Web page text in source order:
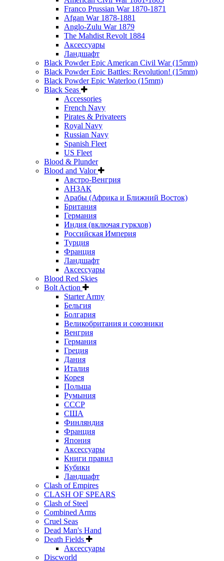
Franco Prussian War 1870-1871
Afgan War 1878-1881
Anglo-Zulu War 1879
The Mahdist Revolt 1884
Аксессуары
Ландшафт
Black Powder Epic American Civil War (15mm)
Black Powder Epic Battles: Revolution! (15mm)
Black Powder Epic Waterloo (15mm)
Black Seas
Accessories
French Navy
Pirates & Privateers
Royal Navy
Russian Navy
Spanish Fleet
US Fleet
Blood & Plunder
Blood and Valor
Австро-Венгрия
АНЗАК
Арабы (Африка и Ближний Восток)
Британия
Германия
Индия (включая гуркхов)
Российская Империя
Турция
Франция
Ландшафт
Аксессуары
Blood Red Skies
Bolt Action
Starter Army
Бельгия
Болгария
Великобритания и союзники
Венгрия
Германия
Греция
Дания
Италия
Корея
Польша
Румыния
СССР
США
Финляндия
Франция
Япония
Аксессуары
Книги правил
Кубики
Ландшафт
Clash of Empires
CLASH OF SPEARS
Clash of Steel
Combined Arms
Cruel Seas
Dead Man's Hand
Death Fields
Аксессуары
Discworld